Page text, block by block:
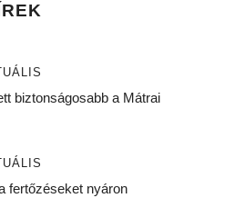
biztonságosabb a Mátrai
fertőzéseket nyáron